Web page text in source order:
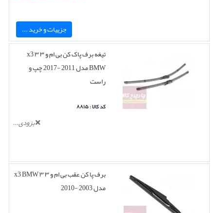
جزییات و خرید ...
تیغه برف پاک کن بی ام و ۳ ۳ x3
BMW مدل 2011 -2017 چپ و
راست
کد کالا : ۸۸۱۵
بزودی...
برف پا کن عقب بی ام و ۳ ۳ x3 BMW
مدل 2003 -2010